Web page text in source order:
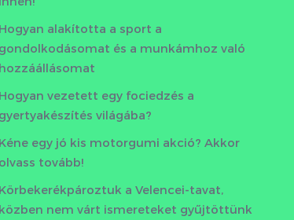
Hogyan alakította a sport a
gondolkodásomat és a munkámhoz való
hozzáállásomat
Hogyan vezetett egy fociedzés a
gyertyakészítés világába?
Kéne egy jó kis motorgumi akció? Akkor
olvass tovább!
Körbekerékpároztuk a Velencei-tavat,
közben nem várt ismereteket gyűjtöttünk